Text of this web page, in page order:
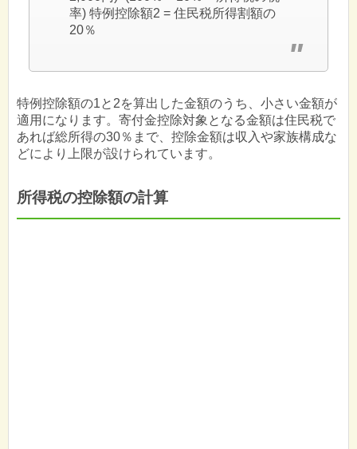
率) 特例控除額2 = 住民税所得割額の
20％
特例控除額の1と2を算出した金額のうち、小さい金額が
適用になります。寄付金控除対象となる金額は住民税で
あれば総所得の30％まで、控除金額は収入や家族構成な
どにより上限が設けられています。
所得税の控除額の計算